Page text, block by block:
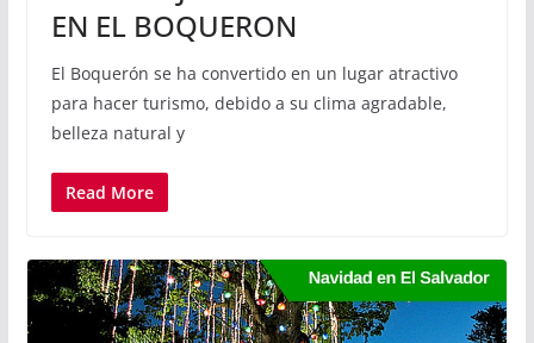
EN EL BOQUERON
El Boquerón se ha convertido en un lugar atractivo
para hacer turismo, debido a su clima agradable,
belleza natural y
Read More